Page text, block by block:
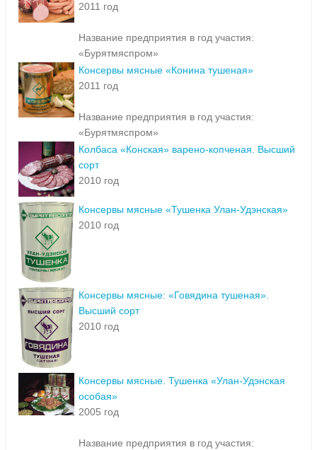
2011 год
Название предприятия в год участия:
«Бурятмяспром»
Консервы мясные «Конина тушеная»
2011 год
Название предприятия в год участия:
«Бурятмяспром»
Колбаса «Конская» варено-копченая. Высший
сорт
2010 год
Консервы мясные «Тушенка Улан-Удэнская»
2010 год
Консервы мясные: «Говядина тушеная».
Высший сорт
2010 год
Консервы мясные. Тушенка «Улан-Удэнская
особая»
2005 год
Название предприятия в год участия: